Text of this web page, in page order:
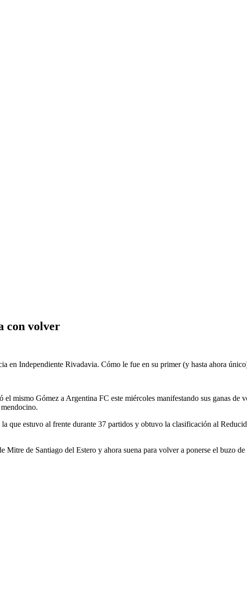
con volver
en Independiente Rivadavia. Cómo le fue en su primer (y hasta ahora
mismo Gómez a Argentina FC este miércoles manifestando sus ganas de
que estuvo al frente durante 37 partidos y obtuvo la clasificación al
de Santiago del Estero y ahora suena para volver a ponerse el buzo